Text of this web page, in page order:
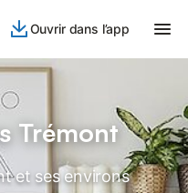
Ouvrir dans l’app
Trémont
et ses environs